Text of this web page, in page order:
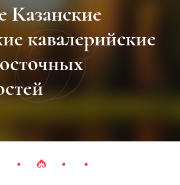
Казанские
кавалерийские